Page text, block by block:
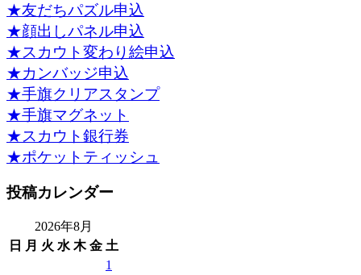
★友だちパズル申込
★顔出しパネル申込
★スカウト変わり絵申込
★カンバッジ申込
★手旗クリアスタンプ
★手旗マグネット
★スカウト銀行券
★ポケットティッシュ
投稿カレンダー
2026年8月
日
月 火 水 木 金 土
1